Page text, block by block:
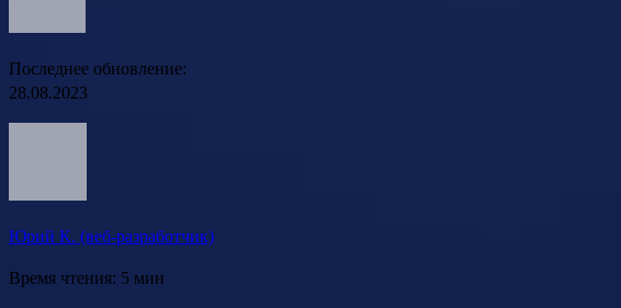
Последнее обновление:
28.08.2023
Юрий К. (веб-разработчик)
Время чтения: 5 мин